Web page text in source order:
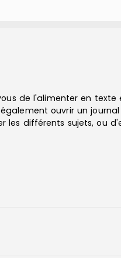
de l'alimenter en texte
ouvrir un
les différents sujets, ou